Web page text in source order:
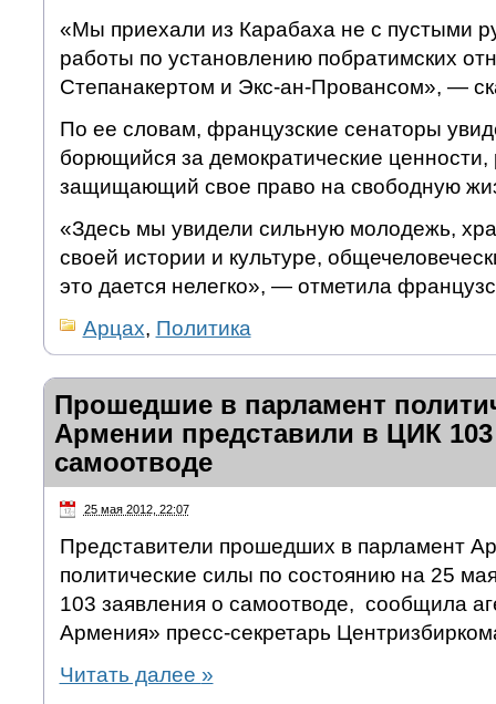
«Мы приехали из Карабаха не с пустыми
работы по установлению побратимских
Степанакертом и Экс-ан-Провансом», —
По ее словам, французские сенаторы
борющийся за демократические
защищающий свое право на свободную
«Здесь мы увидели сильную молодежь,
своей истории и культуре,
это дается нелегко», — отметила
Арцах, Политика
Прошедшие в парламент
Армении представили в ЦИК
самоотводе
25 мая 2012, 22:07
Представители прошедших в парламент
политические силы по состоянию на 25
103 заявления о самоотводе, сообщила
Армения» пресс-секретарь
Читать далее »